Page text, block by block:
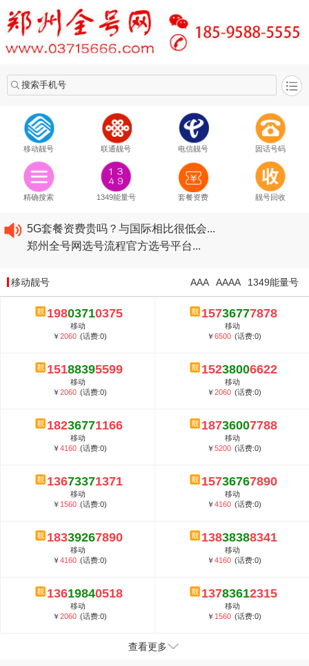
搜索手机号
移动靓号 联通靓号 电信靓号 固话号码
精确搜索 1349能量号 套餐资费 靓号回收
2020​移动最新套餐资费...
2020​联通最新套餐资费...
5G套餐资费贵吗？与国际相比很低会...
郑州全号网选号流程官方选号平台...
2020​联通最新套餐资费...
2020​电信最新套餐资费...
5G套餐资费贵吗？与国际相比很低会...
郑州全号网选号流程官方选号平台...
移动靓号 1349能量号
AAAA
AAA
19803710375
移动
￥2060 (话费:0)
15736777878
移动
￥6500 (话费:0)
15188395599
移动
￥2060 (话费:0)
15238006622
移动
￥2060 (话费:0)
18236771166
移动
￥4160 (话费:0)
18736007788
移动
￥5200 (话费:0)
13673371371
移动
￥ 1560 (话费:0)
15736767890
移动
￥4160 (话费:0)
18339267890
移动
￥4160 (话费:0)
13838388341
移动
￥4160 (话费:0)
13619840518
移动
￥2060 (话费:0)
13783612315
移动
￥ 1560 (话费:0)
查看更多